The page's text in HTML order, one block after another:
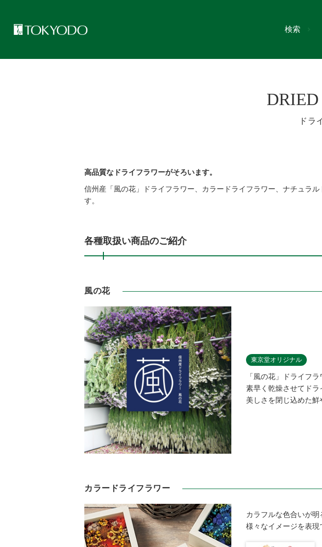
検索
ドラ
高品質なドライフラワーがそろいます。
信州産「風の花」ドライフラワー、カラードライフラワー、ナチュラ
す。
各種取扱い商品のご紹介
風の花
東京堂オリジナル
「風の花」ドライフ
素早く乾燥させてドラ
美しさを閉じ込めた鮮
カラードライフラワー
カラフルな色合いが
様々なイメージを表現